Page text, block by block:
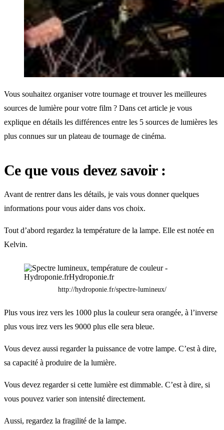
Vous souhaitez organiser votre tournage et trouver les meilleures
sources de lumière pour votre film ? Dans cet article je vous
explique en détails les différences entre les 5 sources de lumières les
plus connues sur un plateau de tournage de cinéma.
Ce que vous devez savoir :
Avant de rentrer dans les détails, je vais vous donner quelques
informations pour vous aider dans vos choix.
Tout d’abord regardez la température de la lampe. Elle est notée en
Kelvin.
http://hydroponie.fr/spectre-lumineux/
Plus vous irez vers les 1000 plus la couleur sera orangée, à l’inverse
plus vous irez vers les 9000 plus elle sera bleue.
Vous devez aussi regarder la puissance de votre lampe. C’est à dire,
sa capacité à produire de la lumière.
Vous devez regarder si cette lumière est dimmable. C’est à dire, si
vous pouvez varier son intensité directement.
Aussi, regardez la fragilité de la lampe.